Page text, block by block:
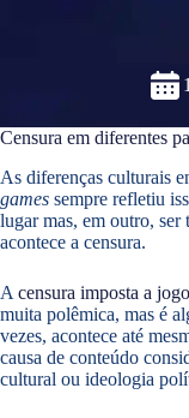
Censura em diferentes
As diferenças culturais
games sempre refletiu
lugar mas, em outro,
acontece a censura.
A censura imposta a
muita polêmica, mas é
vezes, acontece até
causa de conteúdo
cultural ou ideologia